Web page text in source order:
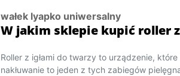
wałek lyapko uniwersalny
W jakim sklepie kupić roller
Roller z igłami do twarzy to urządzenie,
nakłuwanie to jeden z tych zabiegów